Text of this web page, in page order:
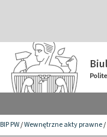
BIP PW/Wewnętrzne akty prawne/